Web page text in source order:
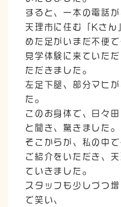
すると、一本の電話
天理市に住む「Kさん
めた足がいまだ不便
見学体験に来ていた
ただきました。
左足下腿、部分マヒ
た。
このお身体で、日々
と聞き、驚きました。
そこからが、私の中
ご紹介をいただき、
ていきました。
スタッフも少しづつ
で笑い、